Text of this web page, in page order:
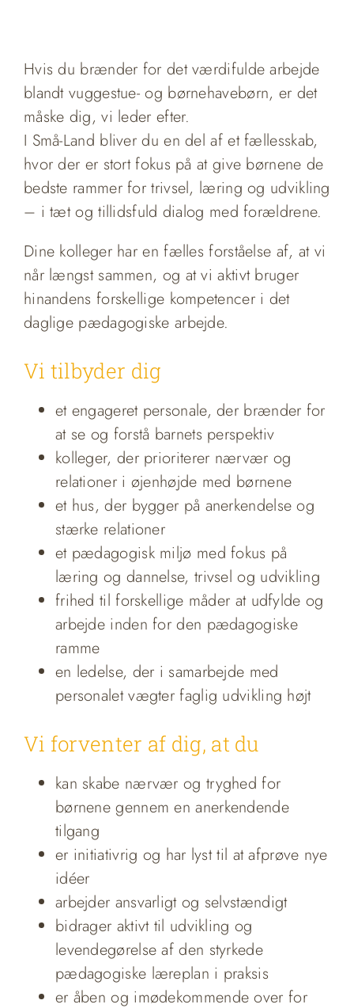
Hvis du brænder for det værdifulde arbejde
blandt vuggestue- og børnehavebørn, er det
måske dig, vi leder efter.
I Små-Land bliver du en del af et fællesskab,
hvor der er stort fokus på at give børnene de
bedste rammer for trivsel, læring og udvikling
– i tæt og tillidsfuld dialog med forældrene.
Dine kolleger har en fælles forståelse af, at vi
når længst sammen, og at vi aktivt bruger
hinandens forskellige kompetencer i det
daglige pædagogiske arbejde.
Vi tilbyder dig
et engageret personale, der brænder for
at se og forstå barnets perspektiv
kolleger, der prioriterer nærvær og
relationer i øjenhøjde med børnene
et hus, der bygger på anerkendelse og
stærke relationer
et pædagogisk miljø med fokus på
læring og dannelse, trivsel og udvikling
frihed til forskellige måder at udfylde og
arbejde inden for den pædagogiske
ramme
en ledelse, der i samarbejde med
personalet vægter faglig udvikling højt
Vi forventer af dig, at du
kan skabe nærvær og tryghed for
børnene gennem en anerkendende
tilgang
er initiativrig og har lyst til at afprøve nye
idéer
arbejder ansvarligt og selvstændigt
bidrager aktivt til udvikling og
levendegørelse af den styrkede
pædagogiske læreplan i praksis
er åben og imødekommende over for